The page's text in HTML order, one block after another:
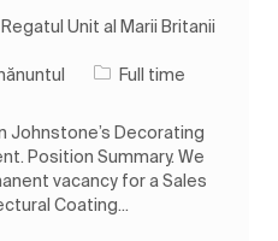
Unit al Marii Britanii
Tipul postului
Full time
Johnstone’s Decorating
Position Summary. We
vacancy for a Sales
Coating...